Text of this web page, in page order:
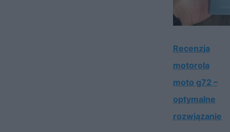
Recenzja
motorola
moto g72 –
optymalne
rozwiązanie